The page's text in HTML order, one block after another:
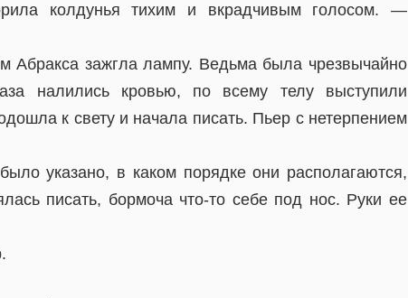
колдунья тихим и вкрадчивым голосом. —
Абракса зажгла лампу. Ведьма была чрезвычайно
налились кровью, по всему телу выступили
к свету и начала писать. Пьер с нетерпением
указано, в каком порядке они располагаются,
писать, бормоча что-то себе под нос. Руки ее